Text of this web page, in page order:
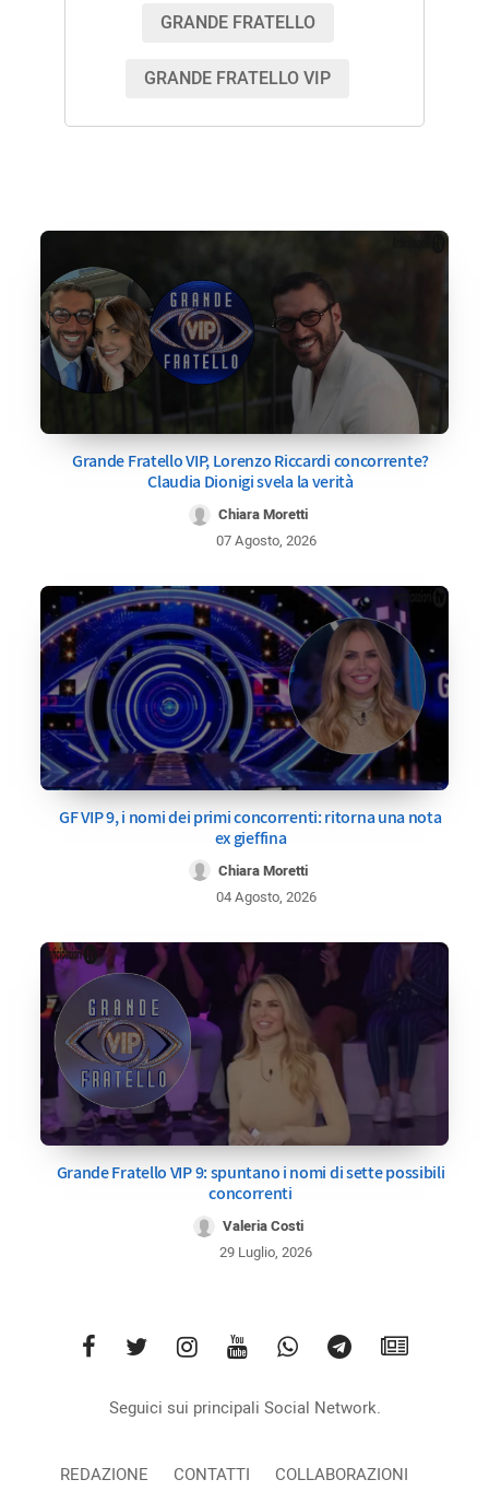
GRANDE FRATELLO
GRANDE FRATELLO VIP
Grande Fratello VIP, Lorenzo Riccardi concorrente?
Claudia Dionigi svela la verità
Chiara Moretti
07 Agosto, 2026
GF VIP 9, i nomi dei primi concorrenti: ritorna una nota
ex gieffina
Chiara Moretti
04 Agosto, 2026
Grande Fratello VIP 9: spuntano i nomi di sette possibili
concorrenti
Valeria Costi
29 Luglio, 2026
Seguici sui principali Social Network.
REDAZIONE CONTATTI COLLABORAZIONI